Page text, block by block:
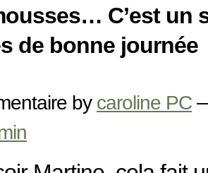
C’est un
de bonne journée
by caroline PC